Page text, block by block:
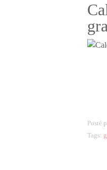
Posté
Tags: